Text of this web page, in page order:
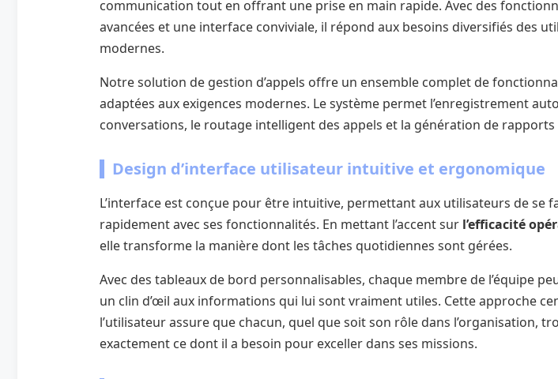
communication tout en offrant une prise en main rapide. Avec des
avancées et une interface conviviale, il répond aux besoins diversifiés des
modernes.
Notre solution de gestion d’appels offre un ensemble complet de
adaptées aux exigences modernes. Le système permet l’enregistrement
conversations, le routage intelligent des appels et la génération de rapports
Design d’interface utilisateur intuitive et ergonomique
L’interface est conçue pour être intuitive, permettant aux utilisateurs de se
rapidement avec ses fonctionnalités. En mettant l’accent sur l’efficacité
elle transforme la manière dont les tâches quotidiennes sont gérées.
Avec des tableaux de bord personnalisables, chaque membre de l’équipe
un clin d’œil aux informations qui lui sont vraiment utiles. Cette approche
l’utilisateur assure que chacun, quel que soit son rôle dans l’organisation,
exactement ce dont il a besoin pour exceller dans ses missions.